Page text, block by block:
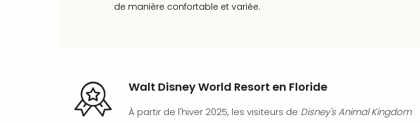
de manière confortable et variée.
Walt Disney World Resort en Floride
À partir de l'hiver 2025, les visiteurs de Disney's Animal Kingdom